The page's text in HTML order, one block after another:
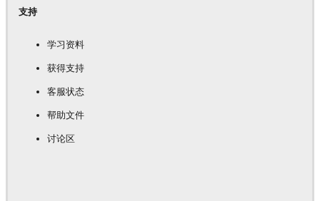
支持
学习资料
获得支持
客服状态
帮助文件
讨论区